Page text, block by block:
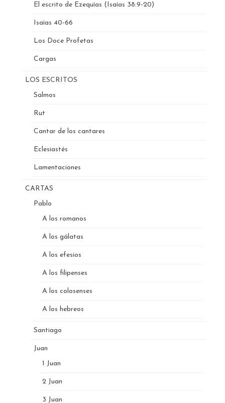
El escrito de Ezequías (Isaías 38:9-20)
Isaías 40-66
Los Doce Profetas
Cargas
LOS ESCRITOS
Salmos
Rut
Cantar de los cantares
Eclesiastés
Lamentaciones
CARTAS
Pablo
A los romanos
A los gálatas
A los efesios
A los filipenses
A los colosenses
A los hebreos
Santiago
Juan
1 Juan
2 Juan
3 Juan